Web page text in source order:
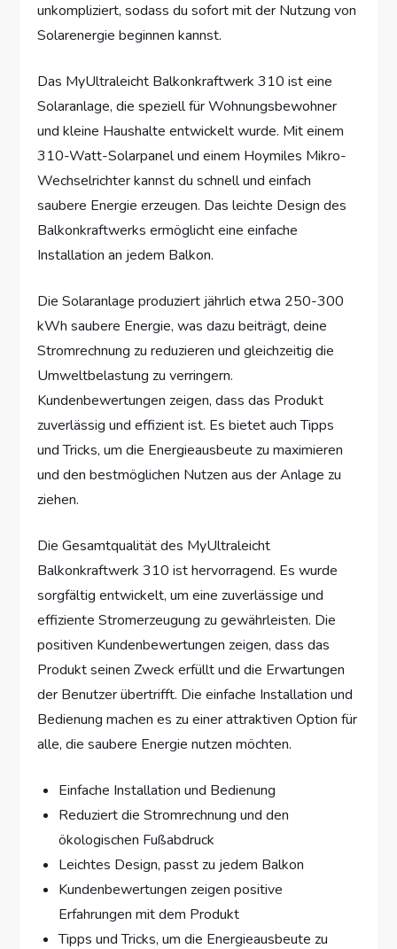
unkompliziert, sodass du sofort mit der Nutzung von
Solarenergie beginnen kannst.
Das MyUltraleicht Balkonkraftwerk 310 ist eine
Solaranlage, die speziell für Wohnungsbewohner
und kleine Haushalte entwickelt wurde. Mit einem
310-Watt-Solarpanel und einem Hoymiles Mikro-
Wechselrichter kannst du schnell und einfach
saubere Energie erzeugen. Das leichte Design des
Balkonkraftwerks ermöglicht eine einfache
Installation an jedem Balkon.
Die Solaranlage produziert jährlich etwa 250-300
kWh saubere Energie, was dazu beiträgt, deine
Stromrechnung zu reduzieren und gleichzeitig die
Umweltbelastung zu verringern.
Kundenbewertungen zeigen, dass das Produkt
zuverlässig und effizient ist. Es bietet auch Tipps
und Tricks, um die Energieausbeute zu maximieren
und den bestmöglichen Nutzen aus der Anlage zu
ziehen.
Die Gesamtqualität des MyUltraleicht
Balkonkraftwerk 310 ist hervorragend. Es wurde
sorgfältig entwickelt, um eine zuverlässige und
effiziente Stromerzeugung zu gewährleisten. Die
positiven Kundenbewertungen zeigen, dass das
Produkt seinen Zweck erfüllt und die Erwartungen
der Benutzer übertrifft. Die einfache Installation und
Bedienung machen es zu einer attraktiven Option für
alle, die saubere Energie nutzen möchten.
Einfache Installation und Bedienung
Reduziert die Stromrechnung und den
ökologischen Fußabdruck
Leichtes Design, passt zu jedem Balkon
Kundenbewertungen zeigen positive
Erfahrungen mit dem Produkt
Tipps und Tricks, um die Energieausbeute zu